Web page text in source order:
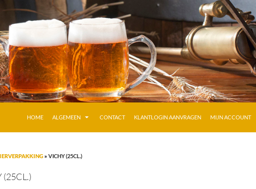
HOME
ALGEMEEN CONTACT KLANTLOGIN AANVRAGEN MIJN ACCOUNT
» VICHY (25CL.)
(25CL.)